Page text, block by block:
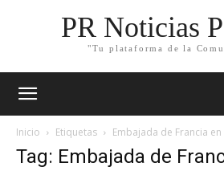
PR Noticias
"Tu plataforma de la
Inicio Etiquetas Embajada de Francia en
Tag: Embajada de